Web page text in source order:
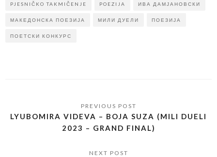
PJESNIČKO TAKMIČENJE POEZIJA ИВА ДАМЈАНОВСКИ
МАКЕДОНСКА ПОЕЗИЈА МИЛИ ДУЕЛИ ПОЕЗИЈА
ПОЕТСКИ КОНКУРС
LYUBOMIRA VIDEVA – BOJA SUZA (MILI DUELI
2023 – GRAND FINAL)